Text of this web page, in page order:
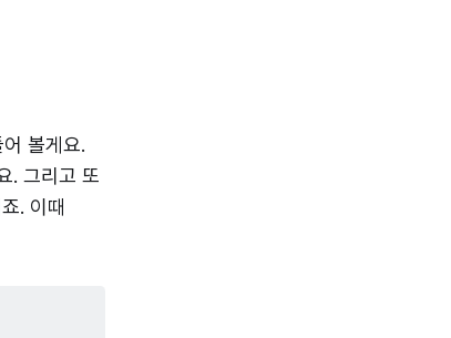
볼게요.
. 그리고 또
. 이때